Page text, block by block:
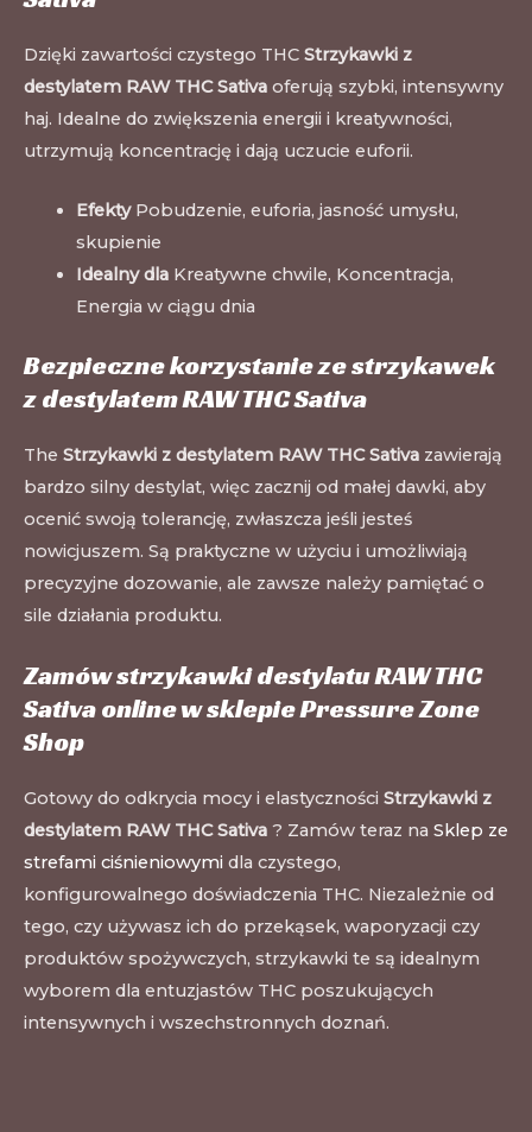
Dzięki zawartości czystego THC Strzykawki z
destylatem RAW THC Sativa oferują szybki, intensywny
haj. Idealne do zwiększenia energii i kreatywności,
utrzymują koncentrację i dają uczucie euforii.
EfektyPobudzenie, euforia, jasność umysłu,
skupienie
Idealny dlaKreatywne chwile, Koncentracja,
Energia w ciągu dnia
Bezpieczne korzystanie ze strzykawek
z destylatem RAW THC Sativa
The Strzykawki z destylatem RAW THC Sativa zawierają
bardzo silny destylat, więc zacznij od małej dawki, aby
ocenić swoją tolerancję, zwłaszcza jeśli jesteś
nowicjuszem. Są praktyczne w użyciu i umożliwiają
precyzyjne dozowanie, ale zawsze należy pamiętać o
sile działania produktu.
Zamów strzykawki destylatu RAW THC
Sativa online w sklepie Pressure Zone
Shop
Gotowy do odkrycia mocy i elastyczności Strzykawki z
destylatem RAW THC Sativa ? Zamów teraz na Sklep ze
strefami ciśnieniowymi dla czystego,
konfigurowalnego doświadczenia THC. Niezależnie od
tego, czy używasz ich do przekąsek, waporyzacji czy
produktów spożywczych, strzykawki te są idealnym
wyborem dla entuzjastów THC poszukujących
intensywnych i wszechstronnych doznań.